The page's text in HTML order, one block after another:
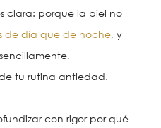
clara: porque la piel no
de día que de noche, y
tu rutina antiedad.
con rigor por qué